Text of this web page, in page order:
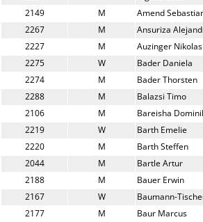
2149
M
Amend
2267
M
Ansuriza
2227
M
Auzinger Nikolas
2275
W
Bader Daniela
2274
M
Bader Thorsten
2288
M
Balazsi Timo
2106
M
Bareisha
2219
W
Barth Emelie
2220
M
Barth Steffen
2044
M
Bartle Artur
2188
M
Bauer Erwin
2167
W
Baumann-
2177
M
Baur Marcus